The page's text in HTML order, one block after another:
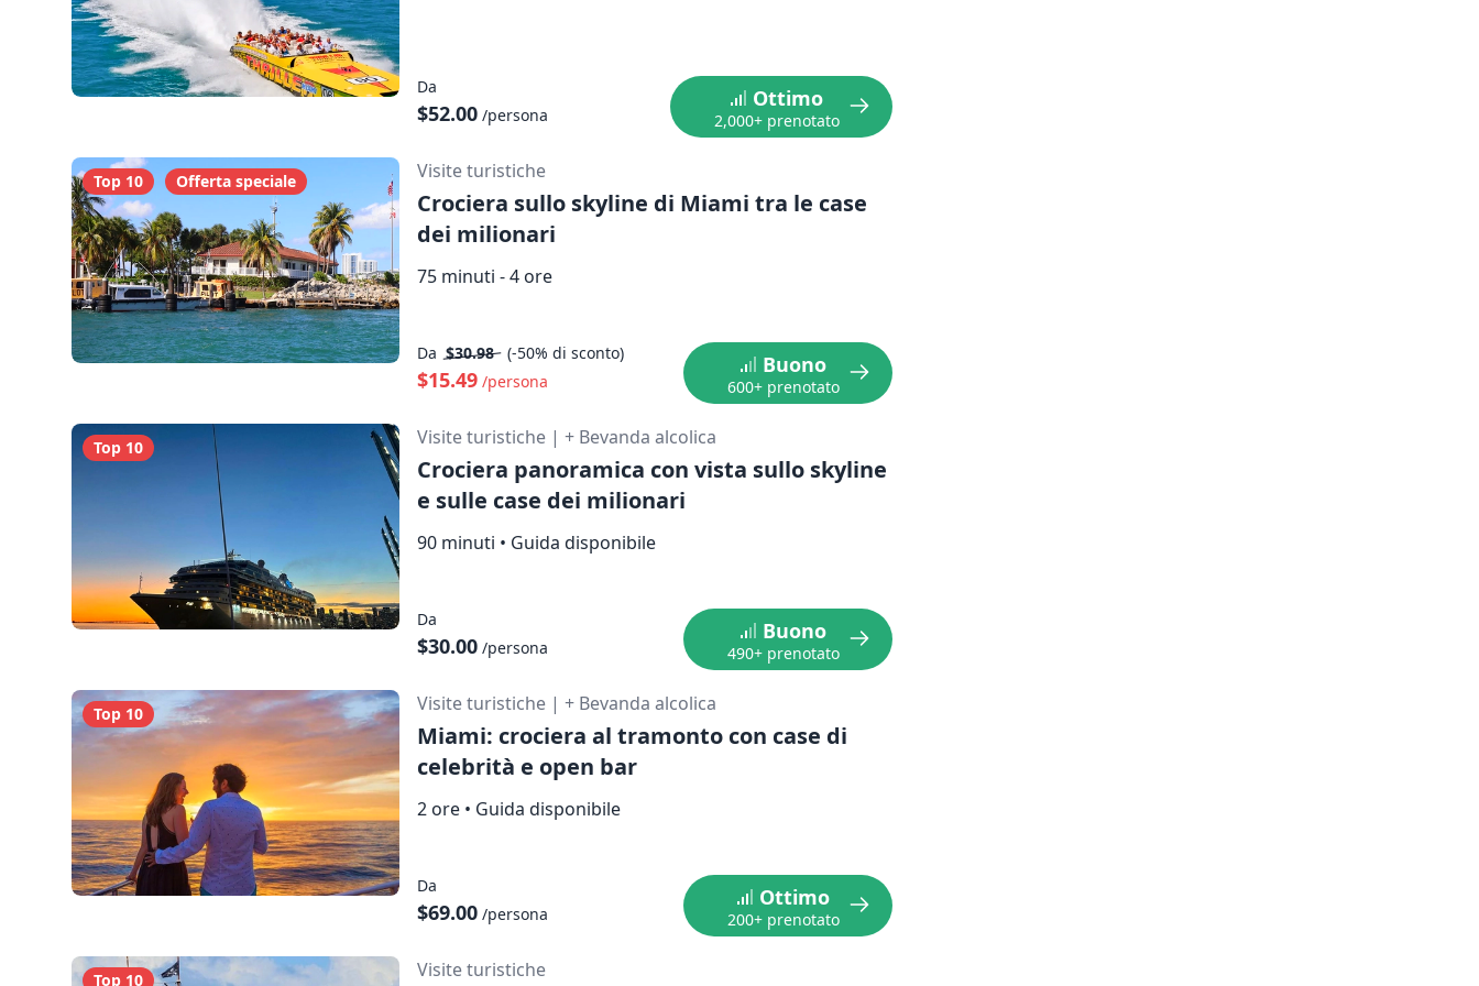
Mostra mappa
Da
$52.00 /persona
Ottimo
2,000+ prenotato
Top 10 Offerta speciale Visite turistiche
Crociera sullo skyline di Miami tra le case
dei milionari
75 minuti - 4 ore
Da $30.98 (-50% di sconto)
$15.49 /persona
Buono
600+ prenotato
Top 10 Visite turistiche | + Bevanda alcolica
Crociera panoramica con vista sullo skyline
e sulle case dei milionari
90 minuti • Guida disponibile
Da
$30.00 /persona
Buono
490+ prenotato
Top 10 Visite turistiche | + Bevanda alcolica
Miami: crociera al tramonto con case di
celebrità e open bar
2 ore • Guida disponibile
Da
$69.00 /persona
Ottimo
200+ prenotato
Top 10 Visite turistiche